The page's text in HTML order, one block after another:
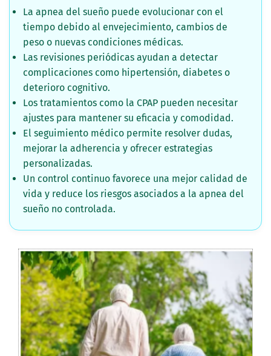
La apnea del sueño puede evolucionar con el
tiempo debido al envejecimiento, cambios de
peso o nuevas condiciones médicas.
Las revisiones periódicas ayudan a detectar
complicaciones como hipertensión, diabetes o
deterioro cognitivo.
Los tratamientos como la CPAP pueden necesitar
ajustes para mantener su eficacia y comodidad.
El seguimiento médico permite resolver dudas,
mejorar la adherencia y ofrecer estrategias
personalizadas.
Un control continuo favorece una mejor calidad de
vida y reduce los riesgos asociados a la apnea del
sueño no controlada.